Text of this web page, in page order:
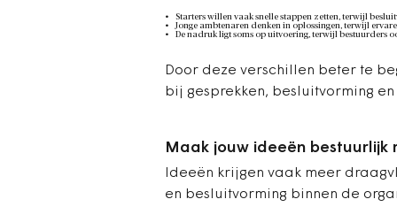
Starters willen vaak snelle stappen zetten, terwijl
Jonge ambtenaren denken in oplossingen, terwijl
De nadruk ligt soms op uitvoering, terwijl bestuurders
Door deze verschillen beter te
bij gesprekken, besluitvorming
Maak jouw ideeën bestuurlijk
Ideeën krijgen vaak meer
en besluitvorming binnen de